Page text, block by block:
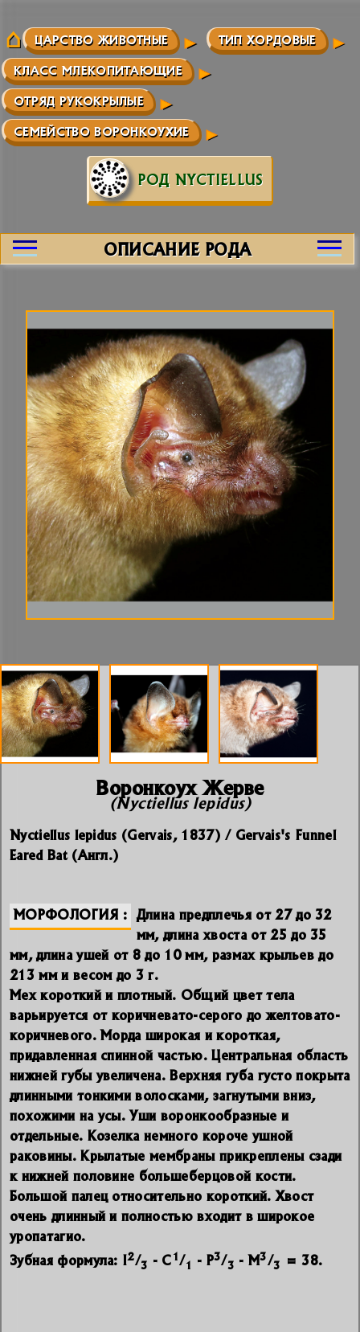
ЦАРСТВО ЖИВОТНЫЕ ТИП ХОРДОВЫЕ
КЛАСС МЛЕКОПИТАЮЩИЕ
ОТРЯД РУКОКРЫЛЫЕ
СЕМЕЙСТВО ВОРОНКОУХИЕ
РОД NYCTIELLUS
ОПИСАНИЕ РОДА
Воронкоух Жерве
(Nyctiellus lepidus)
Nyctiellus lepidus (Gervais, 1837) / Gervais's Funnel
Eared Bat (Англ.)
МОРФОЛОГИЯ Длина предплечья от 27 до 32
мм, длина хвоста от 25 до 35
мм, длина ушей от 8 до 10 мм, размах крыльев до
213 мм и весом до 3 г.
Мех короткий и плотный. Общий цвет тела
варьируется от коричневато-серого до желтовато-
коричневого. Морда широкая и короткая,
придавленная спинной частью. Центральная область
нижней губы увеличена. Верхняя губа густо покрыта
длинными тонкими волосками, загнутыми вниз,
похожими на усы. Уши воронкообразные и
отдельные. Козелка немного короче ушной
раковины. Крылатые мембраны прикреплены сзади
к нижней половине большеберцовой кости.
Большой палец относительно короткий. Хвост
очень длинный и полностью входит в широкое
уропатагио.
Зубная формула: I2 /3 - C 1 / 1 - P3 / 3 - M3 /3 = 38.